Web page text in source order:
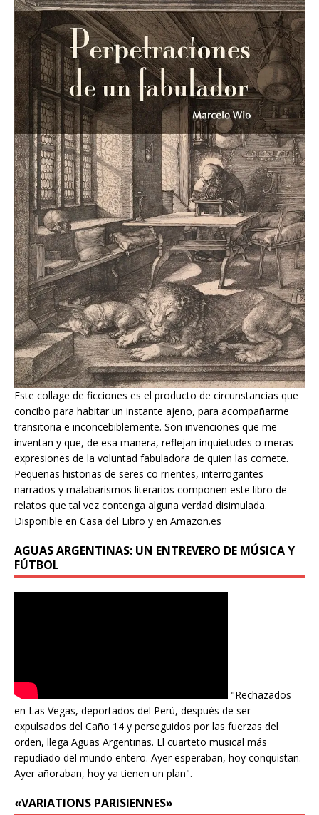
Este collage de ficciones es el producto de circunstancias que
concibo para habitar un instante ajeno, para acompañarme
transitoria e inconcebiblemente. Son invenciones que me
inventan y que, de esa manera, reflejan inquietudes o meras
expresiones de la voluntad fabuladora de quien las comete.
Pequeñas historias de seres co rrientes, interrogantes
narrados y malabarismos literarios componen este libro de
relatos que tal vez contenga alguna verdad disimulada.
Disponible en Casa del Libro y en Amazon.es
AGUAS ARGENTINAS: UN ENTREVERO DE MÚSICA Y
FÚTBOL
"Rechazados
en Las Vegas, deportados del Perú, después de ser
expulsados del Caño 14 y perseguidos por las fuerzas del
orden, llega Aguas Argentinas. El cuarteto musical más
repudiado del mundo entero. Ayer esperaban, hoy conquistan.
Ayer añoraban, hoy ya tienen un plan".
«VARIATIONS PARISIENNES»